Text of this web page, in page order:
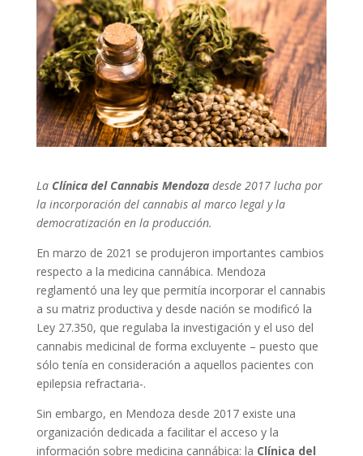
La Clínica del Cannabis Mendozadesde 2017 lucha por
la incorporación del cannabis al marco legal y la
democratización en la producción.
En marzo de 2021 se produjeron importantes cambios
respecto a la medicina cannábica. Mendoza
reglamentó una ley que permitía incorporar el cannabis
a su matriz productiva y desde nación se modificó la
Ley 27.350, que regulaba la investigación y el uso del
cannabis medicinal de forma excluyente – puesto que
sólo tenía en consideración a aquellos pacientes con
epilepsia refractaria-.
Sin embargo, en Mendoza desde 2017 existe una
organización dedicada a facilitar el acceso y la
información sobre medicina cannábica: la Clínica del